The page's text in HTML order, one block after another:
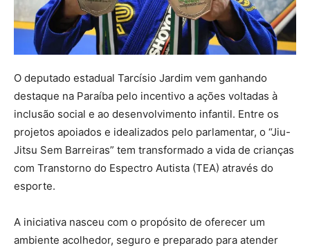
O deputado estadual Tarcísio Jardim vem ganhando
destaque na Paraíba pelo incentivo a ações voltadas à
inclusão social e ao desenvolvimento infantil. Entre os
projetos apoiados e idealizados pelo parlamentar, o “Jiu-
Jitsu Sem Barreiras” tem transformado a vida de crianças
com Transtorno do Espectro Autista (TEA) através do
esporte.
A iniciativa nasceu com o propósito de oferecer um
ambiente acolhedor, seguro e preparado para atender